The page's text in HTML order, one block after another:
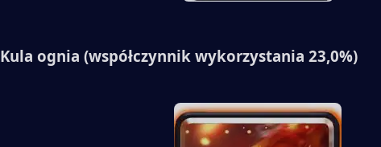
Kula ognia (współczynnik wykorzystania 23,0%)